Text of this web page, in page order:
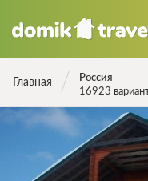
Главная
Россия
16923